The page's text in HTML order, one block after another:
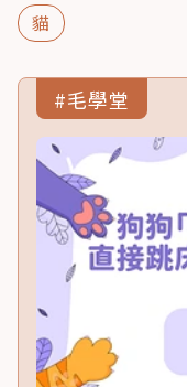
貓
#毛學堂